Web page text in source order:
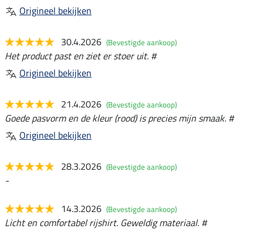
Origineel bekijken
30.4.2026 (Bevestigde aankoop)
Het product past en ziet er stoer uit. #
Origineel bekijken
21.4.2026 (Bevestigde aankoop)
Goede pasvorm en de kleur (rood) is precies mijn smaak. #
Origineel bekijken
28.3.2026 (Bevestigde aankoop)
-
14.3.2026 (Bevestigde aankoop)
Licht en comfortabel rijshirt. Geweldig materiaal. #